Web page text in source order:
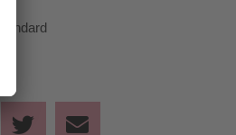
Standard